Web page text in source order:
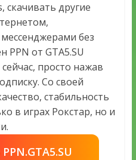
скачивать другие
без
PPN от GTA5.SU
просто нажав
Со своей
стабильность
в играх Рокстар, но и